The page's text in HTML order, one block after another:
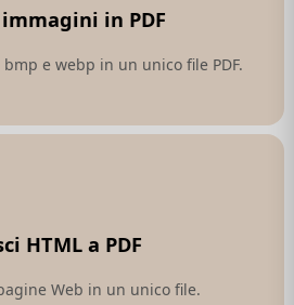
in PDF
e webp in un unico file PDF.
HTML a PDF
Web in un unico file.